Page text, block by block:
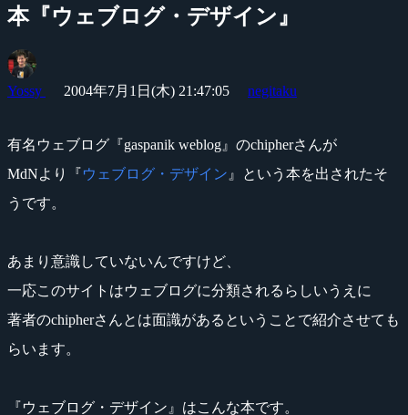
本『ウェブログ・デザイン』
Yossy 2004年7月1日(木) 21:47:05 negitaku
有名ウェブログ『gaspanik weblog』のchipherさんが
MdNより『ウェブログ・デザイン 』という本を出されたそ
うです。
あまり意識していないんですけど、
一応このサイトはウェブログに分類されるらしいうえに
著者のchipherさんとは面識があるということで紹介させても
らいます。
『ウェブログ・デザイン』はこんな本です。